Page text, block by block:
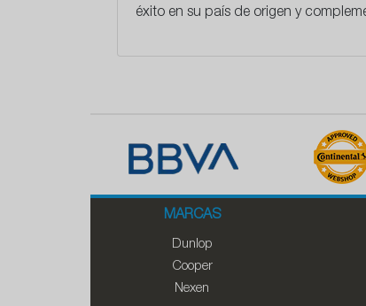
éxito en su país de origen y
MARCAS
Dunlop
Cooper
Nexen